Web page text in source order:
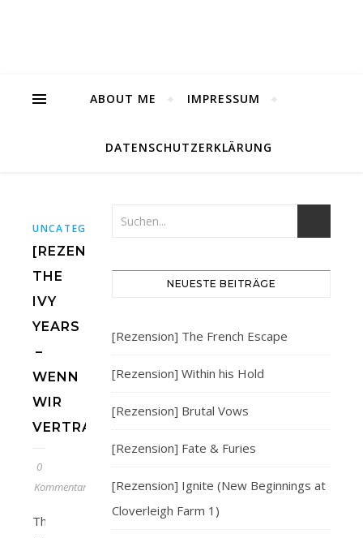
ABOUT ME IMPRESSUM
DATENSCHUTZERKLÄRUNG
UNCATEGORIZED
[REZENSION]
THE
IVY
YEARS
–
WENN
WIR
VERTRAUEN
0
Kommentare
The
NEUESTE BEITRÄGE
[Rezension] The French Escape
[Rezension] Within his Hold
[Rezension] Brutal Vows
[Rezension] Fate & Furies
[Rezension] Ignite (New Beginnings at
Cloverleigh Farm 1)